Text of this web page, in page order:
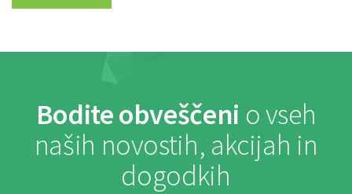
Bodite obveščeni o vseh
naših novostih, akcijah in
dogodkih